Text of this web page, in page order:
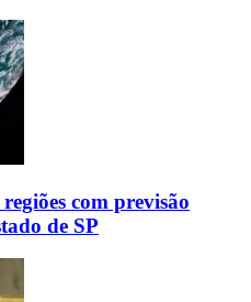
com previsão
de SP